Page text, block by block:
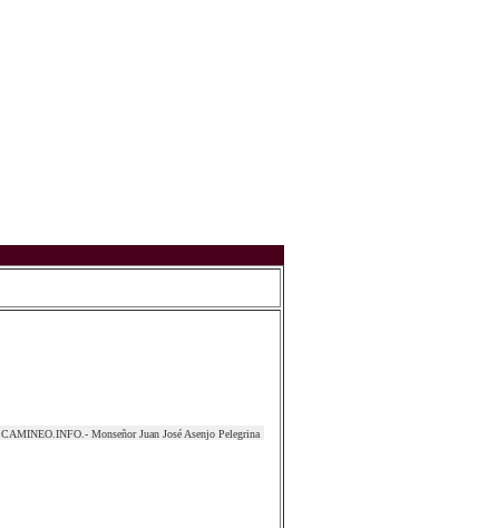
CAMINEO.INFO.- Monseñor Juan José Asenjo Pelegrina